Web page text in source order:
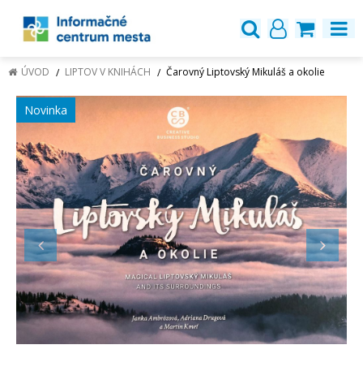
ÚVOD LIPTOV V KNIHÁCH Čarovný Liptovský Mikuláš a okolie
Novinka